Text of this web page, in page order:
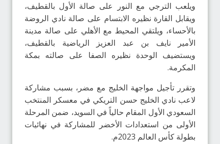
ويلعب الترجي مع النور على صالة الأول بالقطيف،
ويقابل القارة نظيره الابتسام على صالة نادي الروضة
بالأحساء، ويلتقي المحيط مع الأهلي على صالة مدينة
الأمير نايف بن عبد العزيز الرياضية بالقطيف،
ويستضيف الوحدة نظيره الصفا على صالته بمكة
المكرمة.
وتقرر تأجيل مواجهة الخليج مع مضر، بسبب مشاركة
لاعب نادي الخليج حسن التريكي في معسكر المنتخب
السعودي الأول المقام حالياً في السويد، ضمن المرحلة
الأولى من استعدادات الأخضر للمشاركة في نهائيات
بطولة كأس العالم 2023م.